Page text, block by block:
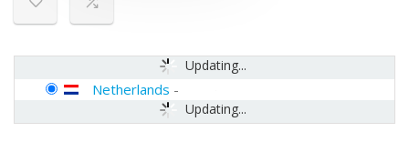
Updating...
Updating...
Netherlands -